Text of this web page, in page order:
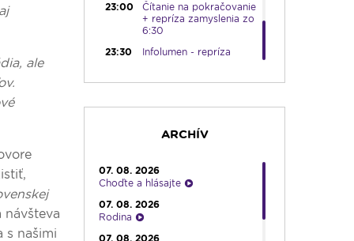
ale
s našimi
23:00
Čítanie na pokračovanie
+ repríza zamyslenia zo
6:30
23:30
Infolumen - repríza
ARCHÍV
07. 08. 2026
Choďte a hlásajte
07. 08. 2026
Rodina
07. 08. 2026